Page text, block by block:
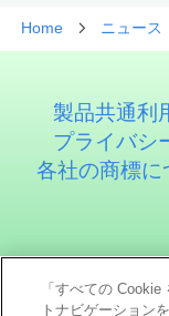
Home ニュース
製品共通利
プライバシ
各社の商標に
ア
「すべての
トナビゲーション